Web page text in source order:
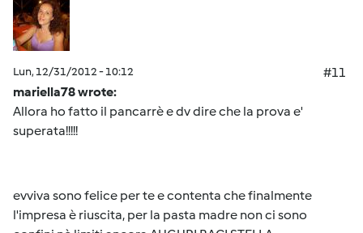
Lun, 12/31/2012 - 10:12
#11
mariella78 wrote:
Allora ho fatto il pancarrè e dv dire che la prova e'
superata!!!!!
evviva sono felice per te e contenta che finalmente
l'impresa è riuscita, per la pasta madre non ci sono